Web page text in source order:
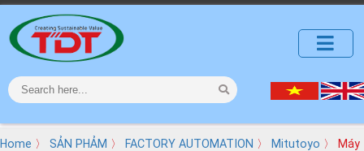
Home 〉 SẢN PHẢM 〉 FACTORY AUTOMATION 〉 Mitutoyo 〉 Máy